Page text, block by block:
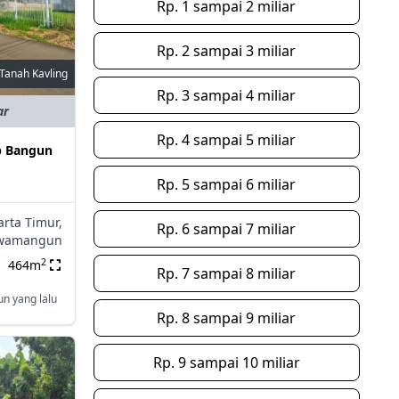
Kavling
Bangun
Timur,
464m2
yang lalu
Rp. 1 sampai 2 miliar
Rp. 2 sampai 3 miliar
Rp. 3 sampai 4 miliar
Rp. 4 sampai 5 miliar
Rp. 5 sampai 6 miliar
Rp. 6 sampai 7 miliar
Rp. 7 sampai 8 miliar
Rp. 8 sampai 9 miliar
Rp. 9 sampai 10 miliar